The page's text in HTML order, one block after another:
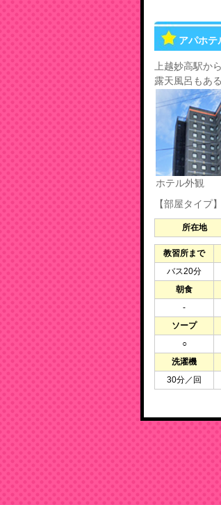
アパホテ
上越妙高駅か
露天風呂もあ
ホテル外観
【部屋タイプ】
所在地
教習所まで
バス20分
朝食
-
ソープ
○
洗濯機
30分／回